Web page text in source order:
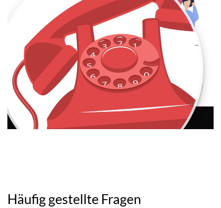
Häufig gestellte Fragen